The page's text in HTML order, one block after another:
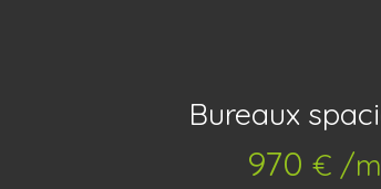
Bureaux
970 € /